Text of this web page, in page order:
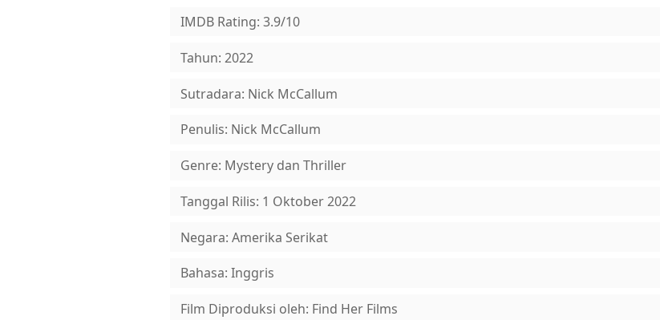
IMDB Rating: 3.9/10
Tahun: 2022
Sutradara: Nick McCallum
Penulis: Nick McCallum
Genre: Mystery dan Thriller
Tanggal Rilis: 1 Oktober 2022
Negara: Amerika Serikat
Bahasa: Inggris
Film Diproduksi oleh: Find Her Films